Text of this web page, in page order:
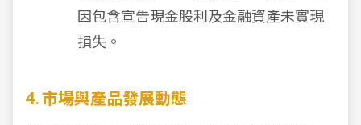
因包含宣告現金股利及金融資產未實現
損失。
4. 市場與產品發展動態